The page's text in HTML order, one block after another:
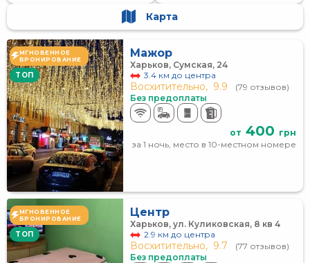
Карта
МГНОВЕННОЕ
БРОНИРОВАНИЕ
TOП
Мажор
Харьков, Сумская, 24
3.4 км до центра
Восхитительно, 9.9
(79 отзывов)
Без предоплаты
от 400 грн
за 1 ночь, место в 10-местном номере
МГНОВЕННОЕ
БРОНИРОВАНИЕ
TOП
Центр
Харьков, ул. Куликовская, 8 кв 4
2.9 км до центра
Восхитительно, 9.7
(77 отзывов)
Без предоплаты